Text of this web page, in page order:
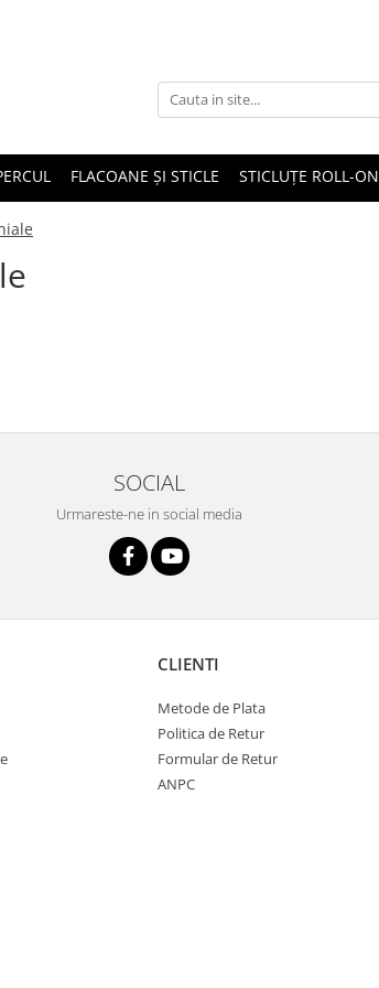
FLACOANE ȘI STICLE STICLUȚE ROLL-ON
SOCIAL
Urmareste-ne in social media
CLIENTI
Metode de Plata
Politica de Retur
Formular de Retur
ANPC